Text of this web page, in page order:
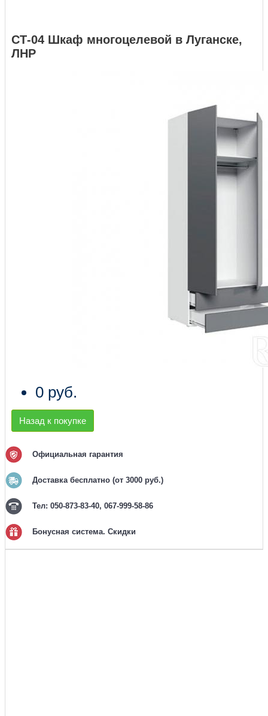
СТ-04 Шкаф многоцелевой в Луганске,
ЛНР
0 руб.
Назад к покупке
Официальная гарантия
Доставка бесплатно (от 3000 руб.)
Тел: 050-873-83-40, 067-999-58-86
Бонусная система. Скидки